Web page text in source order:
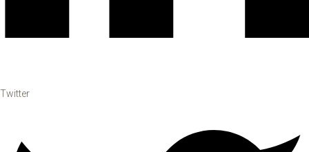
Twitter